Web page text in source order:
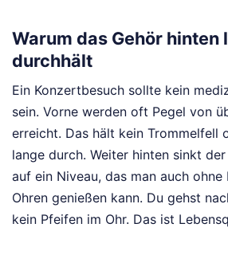
Warum das Gehör hinten
durchhält
Ein Konzertbesuch sollte kein
sein. Vorne werden oft Pegel von
erreicht. Das hält kein Trommelfell
lange durch. Weiter hinten sinkt
auf ein Niveau, das man auch
Ohren genießen kann. Du gehst
kein Pfeifen im Ohr. Das ist